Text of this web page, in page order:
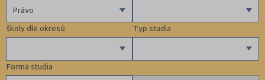
Forma studia
Typ studia
školy dle okresů
Právo
Gymnázia
6 letá gymnázia